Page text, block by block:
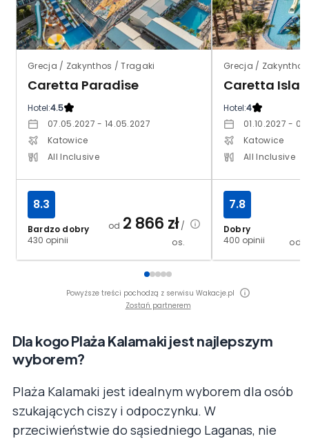
Grecja / Zakynthos / Tragaki
Caretta Paradise
Hotel:4.5
07.05.2027 - 14.05.2027
Katowice
All Inclusive
Bardzo dobry
430 opinii
8.3
od 2 866 zł/
os.
Grecja /
Caretta
Hotel:4
01.10.2027 -
Katowice
All Inclusive
Dobry
400 opinii
7.8
od
Powyższe treści pochodzą z serwisu Wakacje.pl
Zostań partnerem
Dla kogo Plaża Kalamaki jest najlepszym
wyborem?
Plaża Kalamaki jest idealnym wyborem dla osób
szukających ciszy i odpoczynku. W
przeciwieństwie do sąsiedniego Laganas, nie